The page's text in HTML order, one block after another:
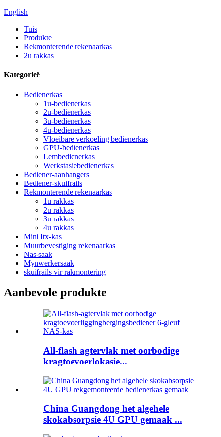
English
Tuis
Produkte
Rekmonterende rekenaarkas
2u rakkas
Kategorieë
Bedienerkas
1u-bedienerkas
2u-bedienerkas
3u-bedienerkas
4u-bedienerkas
Vloeibare verkoeling bedienerkas
GPU-bedienerkas
Lembedienerkas
Werkstasiebedienerkas
Bediener-aanhangers
Bediener-skuifrails
Rekmonterende rekenaarkas
1u rakkas
2u rakkas
3u rakkas
4u rakkas
Mini Itx-kas
Muurbevestiging rekenaarkas
Nas-saak
Mynwerkersaak
skuifrails vir rakmontering
Aanbevole produkte
All-flash agtervlak met oorbodige
kragtoevoerlokasie...
China Guangdong het algehele
skokabsorpsie 4U GPU gemaak ...